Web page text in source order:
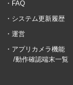
FAQ
システム更新履歴
運営
アプリカメラ機能
/動作確認端末一覧